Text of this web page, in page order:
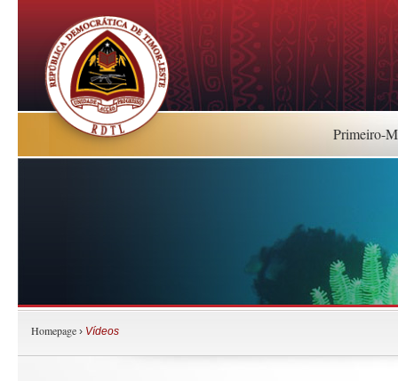
Primeiro-
Homepage › Vídeos